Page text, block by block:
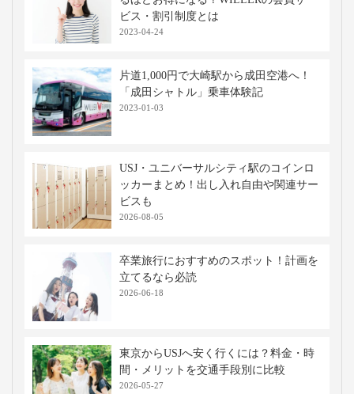
ビス・割引制度とは
2023-04-24
片道1,000円で大崎駅から成田空港へ！
「成田シャトル」乗車体験記
2023-01-03
USJ・ユニバーサルシティ駅のコインロ
ッカーまとめ！出し入れ自由や関連サー
ビスも
2026-08-05
卒業旅行におすすめのスポット！計画を
立てるなら必読
2026-06-18
東京からUSJへ安く行くには？料金・時
間・メリットを交通手段別に比較
2026-05-27